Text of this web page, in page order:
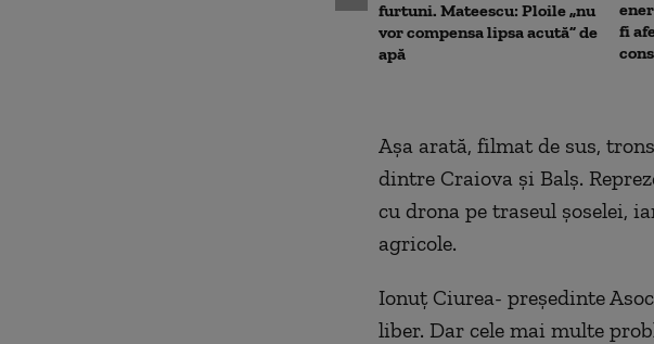
furtuni. Mateescu: Ploile „nu
vor compensa lipsa acută” de
apă
fi
Așa arată, filmat de sus,
dintre Craiova și Balș.
cu drona pe traseul șoselei,
agricole.
Ionuţ Ciurea- preşedinte
liber. Dar cele mai multe